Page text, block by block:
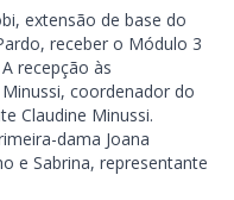
extensão de base do
receber o Módulo 3
recepção às
coordenador do
Claudine Minussi.
dama Joana
e Sabrina, representante